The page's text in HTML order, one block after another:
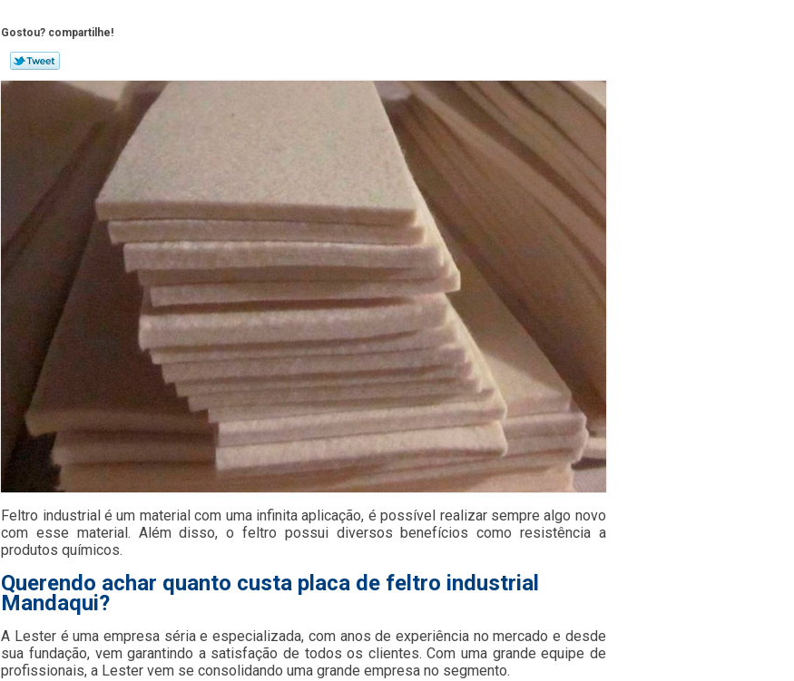
Gostou? compartilhe!
Feltro industrial é um material com uma infinita aplicação, é possível realizar sempre algo novo
com esse material. Além disso, o feltro possui diversos benefícios como resistência a
produtos químicos.
Querendo achar quanto custa placa de feltro industrial
Mandaqui?
A Lester é uma empresa séria e especializada, com anos de experiência no mercado e desde
sua fundação, vem garantindo a satisfação de todos os clientes. Com uma grande equipe de
profissionais, a Lester vem se consolidando uma grande empresa no segmento.